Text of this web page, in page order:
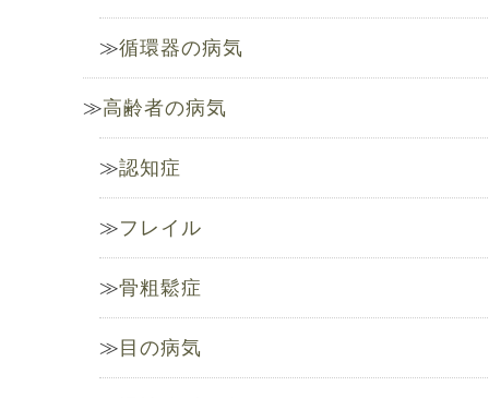
循環器の病気
高齢者の病気
認知症
フレイル
骨粗鬆症
目の病気